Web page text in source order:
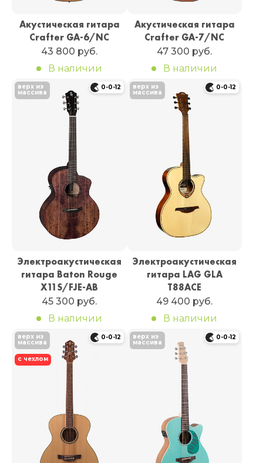
Акустическая гитара
Crafter GA-6/NC
43 800 руб.
В наличии
Акустическая гитара
Crafter GA-7/NC
47 300 руб.
В наличии
верх из
массива
0-0-12
Электроакустическая
гитара Baton Rouge
X11S/FJE-AB
45 300 руб.
В наличии
верх из
массива
0-0-12
Электроакустическая
гитара LAG GLA
T88ACE
49 400 руб.
В наличии
верх из
массива
с чехлом
0-0-12 верх из
массива
0-0-12